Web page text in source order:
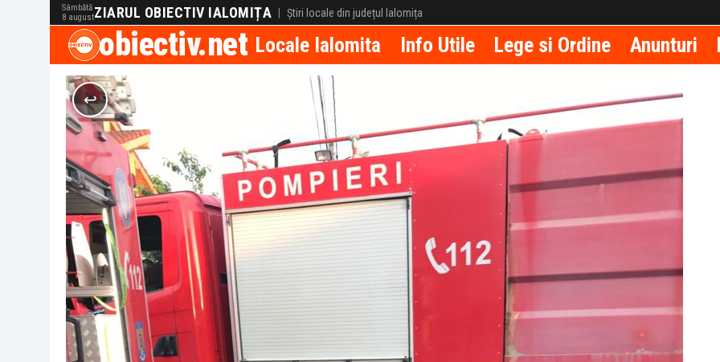
Sâmbătă
8 augustZIARUL OBIECTIV IALOMIȚA | Știri locale din județul Ialomița
obiectiv.net Locale Ialomita Info Utile Lege si Ordine Anunturi